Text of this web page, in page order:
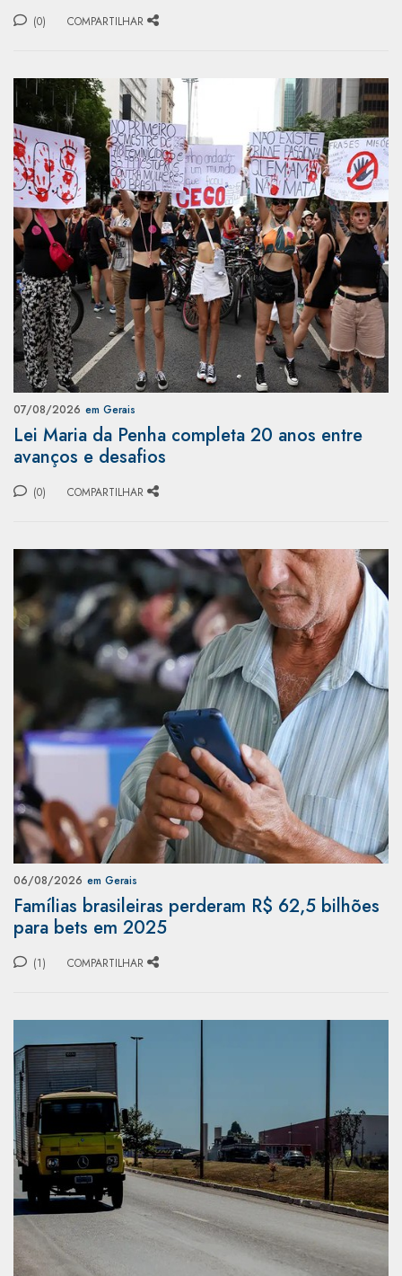
(0) COMPARTILHAR
07/08/2026 em Gerais
Lei Maria da Penha completa 20 anos entre
avanços e desafios
(0) COMPARTILHAR
06/08/2026 em Gerais
Famílias brasileiras perderam R$ 62,5 bilhões
para bets em 2025
(1) COMPARTILHAR